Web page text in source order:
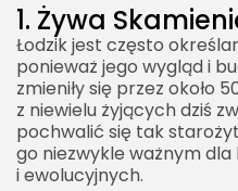
1. Żywa
Łodzik jest często
ponieważ jego wygląd i
zmieniły się przez około
z niewielu żyjących dziś
pochwalić się tak
go niezwykle ważnym
i ewolucyjnych.